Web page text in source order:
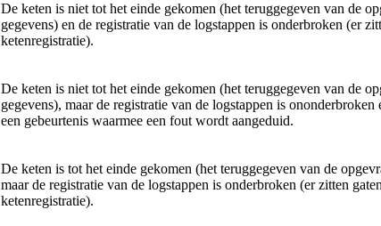
De keten is niet tot het einde gekomen (het teruggegeven van de
gegevens) en de registratie van de logstappen is onderbroken (er
ketenregistratie).
De keten is niet tot het einde gekomen (het teruggegeven van de
gegevens), maar de registratie van de logstappen is ononderbroken
een gebeurtenis waarmee een fout wordt aangeduid.
De keten is tot het einde gekomen (het teruggegeven van de
maar de registratie van de logstappen is onderbroken (er zitten
ketenregistratie).